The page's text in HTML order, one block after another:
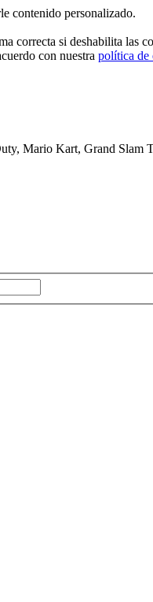
contenido personalizado.
correcta si deshabilita las
con nuestra política de
Mario Kart, Grand Slam